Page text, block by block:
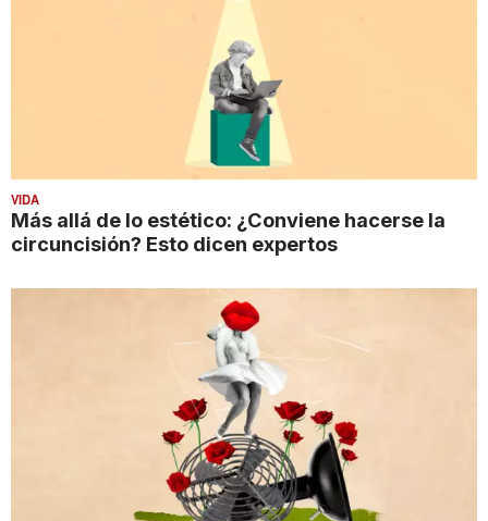
VIDA
Más allá de lo estético: ¿Conviene hacerse la
circuncisión? Esto dicen expertos